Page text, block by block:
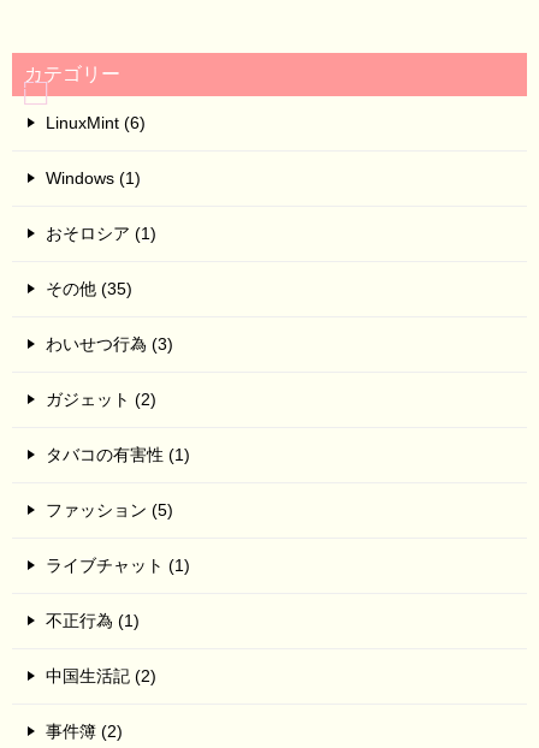
カテゴリー
LinuxMint (6)
Windows (1)
おそロシア (1)
その他 (35)
わいせつ行為 (3)
ガジェット (2)
タバコの有害性 (1)
ファッション (5)
ライブチャット (1)
不正行為 (1)
中国生活記 (2)
事件簿 (2)